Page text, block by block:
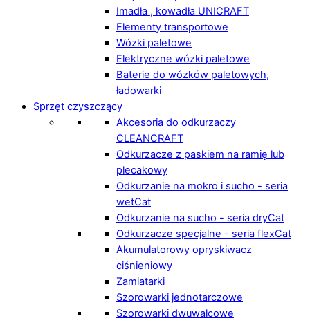
Imadła , kowadła UNICRAFT
Elementy transportowe
Wózki paletowe
Elektryczne wózki paletowe
Baterie do wózków paletowych,
ładowarki
Sprzęt czyszczący
Akcesoria do odkurzaczy
CLEANCRAFT
Odkurzacze z paskiem na ramię lub
plecakowy
Odkurzanie na mokro i sucho - seria
wetCat
Odkurzanie na sucho - seria dryCat
Odkurzacze specjalne - seria flexCat
Akumulatorowy opryskiwacz
ciśnieniowy
Zamiatarki
Szorowarki jednotarczowe
Szorowarki dwuwalcowe